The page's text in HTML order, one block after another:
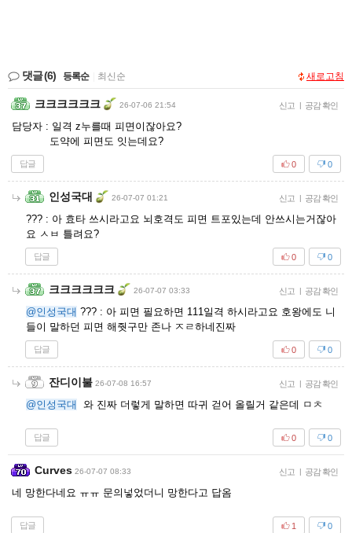
댓글(6) 등록순 최신순 새로고침
크크크크크크 26-07-06 21:54 신고 | 공감 확인
담당자 : 일격 z누를때 피면이잖아요?
도약에 피면도 잇는데요?
답글 0
0
인성국대 26-07-07 01:21 신고 | 공감 확인
??? : 아 효타 쓰시라고요 뇌호격도 피면 트포있는데 안쓰시는거잖아
요 ㅅㅂ 틀려요?
답글 0
0
크크크크크크 26-07-07 03:33 신고 | 공감 확인
@인성국대 ??? : 아 피면 필요하면 111일격 하시라고요 호왕에도 니
들이 말하던 피면 해줫구만 존나 ㅈㄹ하네진짜
답글 0
0
잔디이불 26-07-08 16:57 신고 | 공감 확인
@인성국대 와 진짜 더렇게 말하면 따귀 걷어 올릴거 같은데 ㅁㅊ
답글 0
0
Curves 26-07-07 08:33 신고 | 공감 확인
네 망한다네요 ㅠㅠ 문의넣었더니 망한다고 답옴
답글 0
1